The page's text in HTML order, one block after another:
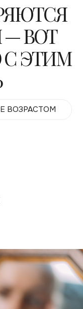
— ВОТ
С ЭТИМ
ВОЗРАСТОМ